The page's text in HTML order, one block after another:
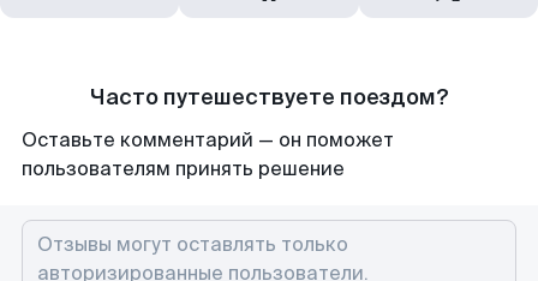
Часто путешествуете поездом?
Оставьте комментарий — он поможет
пользователям принять решение